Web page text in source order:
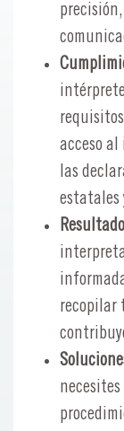
acceso
las
estatales
recopilar